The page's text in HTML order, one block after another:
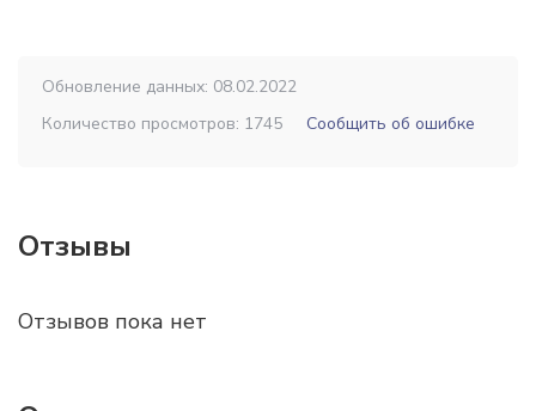
Обновление данных: 08.02.2022
Количество просмотров: 1745
Сообщить об ошибке
Отзывы
Отзывов пока нет